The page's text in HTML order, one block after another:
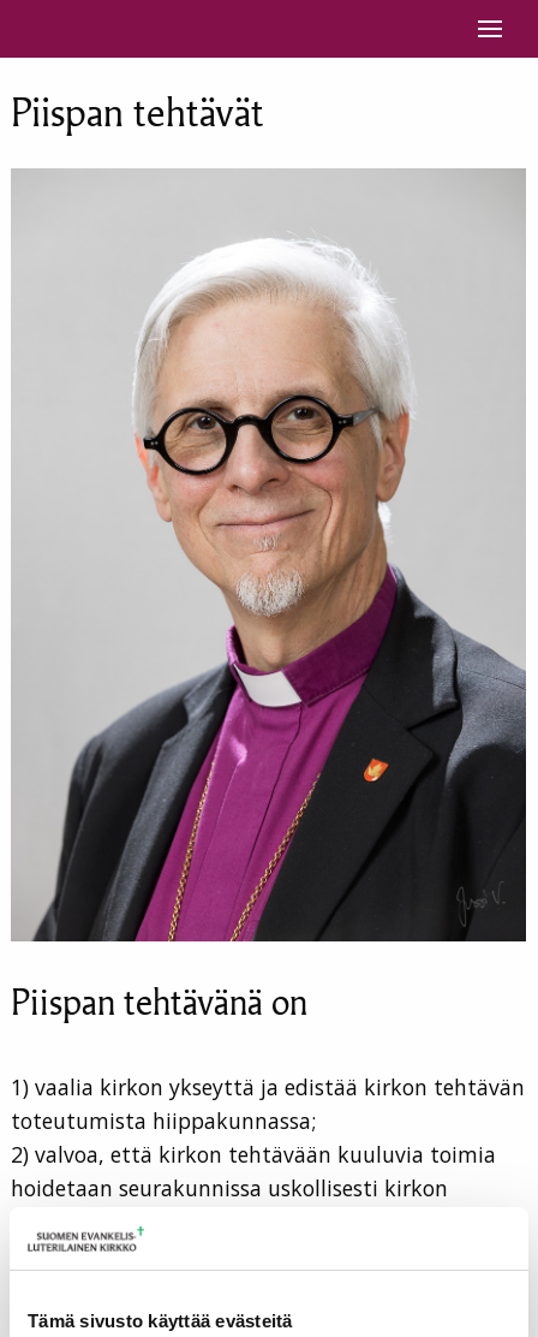
Tämä sivusto käyttää evästeitä
Piispan tehtävät
Piispan tehtävänä on
1) vaalia kirkon ykseyttä ja edistää kirkon tehtävän
toteutumista hiippakunnassa;
2) valvoa, että kirkon tehtävään kuuluvia toimia
hoidetaan seurakunnissa uskollisesti kirkon
tunnustuksen, kirkkolain, kirkkojärjestyksen ja
kirkon vaalijärjestyksen sekä niihin perustuvien
3) tukea ja ohjata hiippakuntansa pappeja heidän